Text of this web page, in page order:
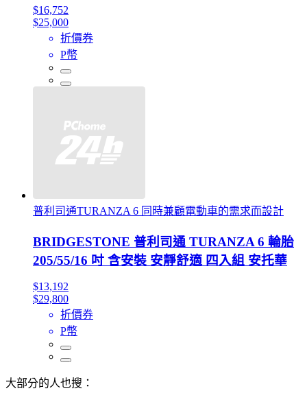
$16,752
$25,000
折價券
P幣
普利司通TURANZA 6 同時兼顧電動車的需求而設計
BRIDGESTONE 普利司通 TURANZA 6 輪胎
205/55/16 吋 含安裝 安靜舒適 四入組 安托華
$13,192
$29,800
折價券
P幣
大部分的人也搜：